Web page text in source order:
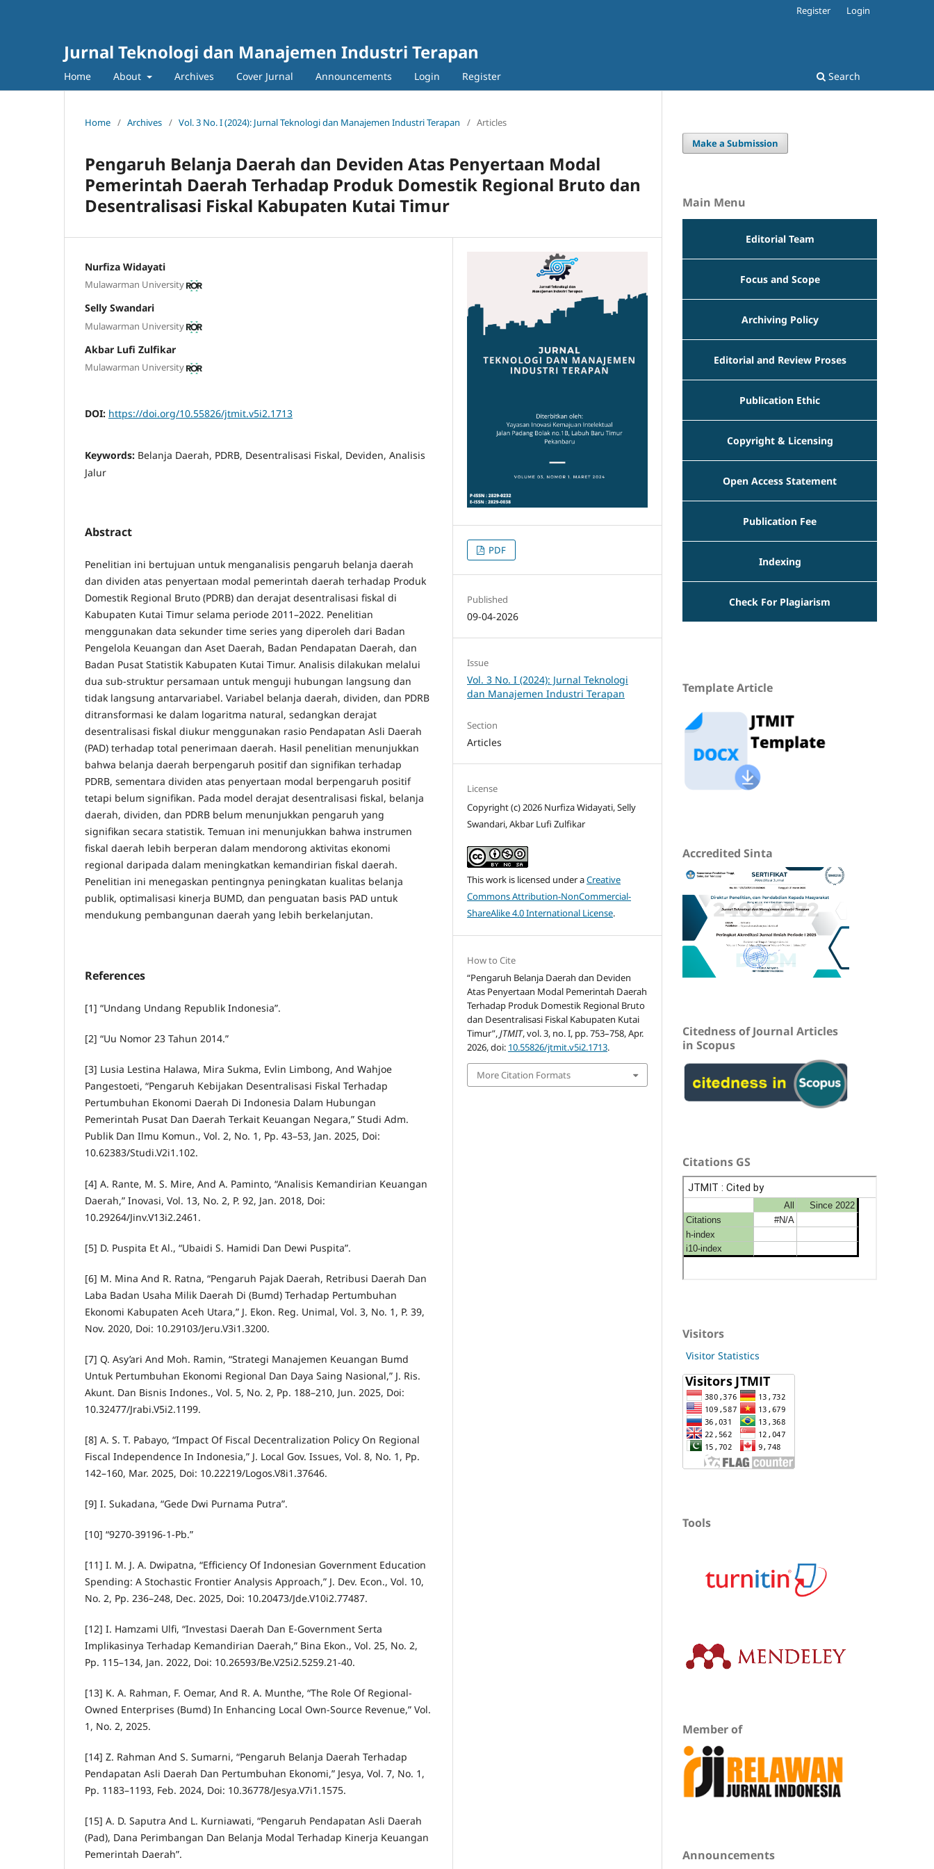
Jurnal Teknologi dan Manajemen Industri Terapan
Home About Archives Cover Jurnal Announcements Login Register Search
Register Login
Home / Archives / Vol. 3 No. I (2024): Jurnal Teknologi dan Manajemen Industri Terapan / Articles
Pengaruh Belanja Daerah dan Deviden Atas Penyertaan Modal
Pemerintah Daerah Terhadap Produk Domestik Regional Bruto dan
Desentralisasi Fiskal Kabupaten Kutai Timur
Nurfiza Widayati
Mulawarman University
Selly Swandari
Mulawarman University
Akbar Lufi Zulfikar
Mulawarman University
DOI: https://doi.org/10.55826/jtmit.v5i2.1713
Keywords: Belanja Daerah, PDRB, Desentralisasi Fiskal, Deviden, Analisis
Jalur
Abstract
Penelitian ini bertujuan untuk menganalisis pengaruh belanja daerah
dan dividen atas penyertaan modal pemerintah daerah terhadap Produk
Domestik Regional Bruto (PDRB) dan derajat desentralisasi fiskal di
Kabupaten Kutai Timur selama periode 2011–2022. Penelitian
menggunakan data sekunder time series yang diperoleh dari Badan
Pengelola Keuangan dan Aset Daerah, Badan Pendapatan Daerah, dan
Badan Pusat Statistik Kabupaten Kutai Timur. Analisis dilakukan melalui
dua sub-struktur persamaan untuk menguji hubungan langsung dan
tidak langsung antarvariabel. Variabel belanja daerah, dividen, dan PDRB
ditransformasi ke dalam logaritma natural, sedangkan derajat
desentralisasi fiskal diukur menggunakan rasio Pendapatan Asli Daerah
(PAD) terhadap total penerimaan daerah. Hasil penelitian menunjukkan
bahwa belanja daerah berpengaruh positif dan signifikan terhadap
PDRB, sementara dividen atas penyertaan modal berpengaruh positif
tetapi belum signifikan. Pada model derajat desentralisasi fiskal, belanja
daerah, dividen, dan PDRB belum menunjukkan pengaruh yang
signifikan secara statistik. Temuan ini menunjukkan bahwa instrumen
fiskal daerah lebih berperan dalam mendorong aktivitas ekonomi
regional daripada dalam meningkatkan kemandirian fiskal daerah.
Penelitian ini menegaskan pentingnya peningkatan kualitas belanja
publik, optimalisasi kinerja BUMD, dan penguatan basis PAD untuk
mendukung pembangunan daerah yang lebih berkelanjutan.
References
[1] “Undang Undang Republik Indonesia”.
[2] “Uu Nomor 23 Tahun 2014.”
[3] Lusia Lestina Halawa, Mira Sukma, Evlin Limbong, And Wahjoe
Pangestoeti, “Pengaruh Kebijakan Desentralisasi Fiskal Terhadap
Pertumbuhan Ekonomi Daerah Di Indonesia Dalam Hubungan
Pemerintah Pusat Dan Daerah Terkait Keuangan Negara,” Studi Adm.
Publik Dan Ilmu Komun., Vol. 2, No. 1, Pp. 43–53, Jan. 2025, Doi:
10.62383/Studi.V2i1.102.
[4] A. Rante, M. S. Mire, And A. Paminto, “Analisis Kemandirian Keuangan
Daerah,” Inovasi, Vol. 13, No. 2, P. 92, Jan. 2018, Doi:
10.29264/Jinv.V13i2.2461.
[5] D. Puspita Et Al., “Ubaidi S. Hamidi Dan Dewi Puspita”.
[6] M. Mina And R. Ratna, “Pengaruh Pajak Daerah, Retribusi Daerah Dan
Laba Badan Usaha Milik Daerah Di (Bumd) Terhadap Pertumbuhan
Ekonomi Kabupaten Aceh Utara,” J. Ekon. Reg. Unimal, Vol. 3, No. 1, P. 39,
Nov. 2020, Doi: 10.29103/Jeru.V3i1.3200.
[7] Q. Asy’ari And Moh. Ramin, “Strategi Manajemen Keuangan Bumd
Untuk Pertumbuhan Ekonomi Regional Dan Daya Saing Nasional,” J. Ris.
Akunt. Dan Bisnis Indones., Vol. 5, No. 2, Pp. 188–210, Jun. 2025, Doi:
10.32477/Jrabi.V5i2.1199.
[8] A. S. T. Pabayo, “Impact Of Fiscal Decentralization Policy On Regional
Fiscal Independence In Indonesia,” J. Local Gov. Issues, Vol. 8, No. 1, Pp.
142–160, Mar. 2025, Doi: 10.22219/Logos.V8i1.37646.
[9] I. Sukadana, “Gede Dwi Purnama Putra”.
[10] “9270-39196-1-Pb.”
[11] I. M. J. A. Dwipatna, “Efficiency Of Indonesian Government Education
Spending: A Stochastic Frontier Analysis Approach,” J. Dev. Econ., Vol. 10,
No. 2, Pp. 236–248, Dec. 2025, Doi: 10.20473/Jde.V10i2.77487.
[12] I. Hamzami Ulfi, “Investasi Daerah Dan E-Government Serta
Implikasinya Terhadap Kemandirian Daerah,” Bina Ekon., Vol. 25, No. 2,
Pp. 115–134, Jan. 2022, Doi: 10.26593/Be.V25i2.5259.21-40.
[13] K. A. Rahman, F. Oemar, And R. A. Munthe, “The Role Of Regional-
Owned Enterprises (Bumd) In Enhancing Local Own-Source Revenue,” Vol.
1, No. 2, 2025.
[14] Z. Rahman And S. Sumarni, “Pengaruh Belanja Daerah Terhadap
Pendapatan Asli Daerah Dan Pertumbuhan Ekonomi,” Jesya, Vol. 7, No. 1,
Pp. 1183–1193, Feb. 2024, Doi: 10.36778/Jesya.V7i1.1575.
[15] A. D. Saputra And L. Kurniawati, “Pengaruh Pendapatan Asli Daerah
(Pad), Dana Perimbangan Dan Belanja Modal Terhadap Kinerja Keuangan
Pemerintah Daerah”.
PDF
Published
09-04-2026
Issue
Vol. 3 No. I (2024): Jurnal Teknologi
dan Manajemen Industri Terapan
Section
Articles
License
Copyright (c) 2026 Nurfiza Widayati, Selly
Swandari, Akbar Lufi Zulfikar
This work is licensed under aCreative
Commons Attribution-NonCommercial-
ShareAlike 4.0 International License.
How to Cite
“Pengaruh Belanja Daerah dan Deviden
Atas Penyertaan Modal Pemerintah Daerah
Terhadap Produk Domestik Regional Bruto
dan Desentralisasi Fiskal Kabupaten Kutai
Timur”,JTMIT, vol. 3, no. I, pp. 753–758, Apr.
2026, doi: 10.55826/jtmit.v5i2.1713.
More Citation Formats
Make a Submission
Main Menu
Editorial Team
Focus and Scope
Archiving Policy
Editorial and Review Proses
Publication Ethic
Copyright & Licensing
Open Access Statement
Publication Fee
Indexing
Check For Plagiarism
Template Article
Accredited Sinta
Citedness of Journal Articles
in Scopus
Citations GS
Visitors
Visitor Statistics
Tools
Member of
Announcements